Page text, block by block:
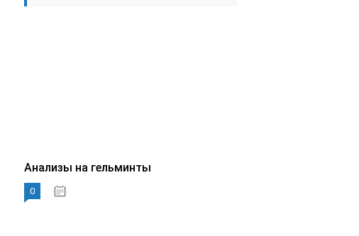
Анализы на гельминты
0